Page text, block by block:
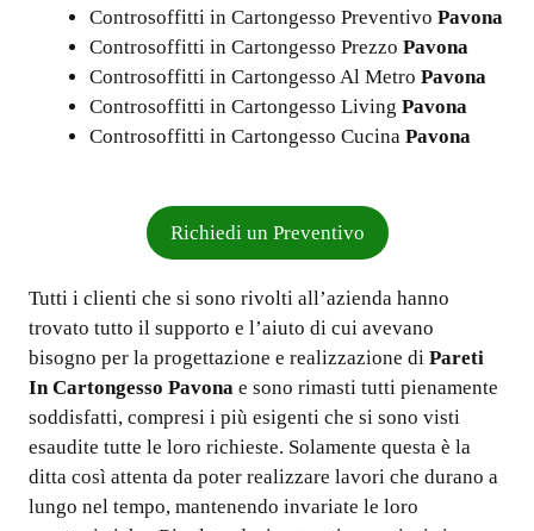
Controsoffitti in Cartongesso Preventivo Pavona
Controsoffitti in Cartongesso Prezzo Pavona
Controsoffitti in Cartongesso Al Metro Pavona
Controsoffitti in Cartongesso Living Pavona
Controsoffitti in Cartongesso Cucina Pavona
Richiedi un Preventivo
Tutti i clienti che si sono rivolti all’azienda hanno
trovato tutto il supporto e l’aiuto di cui avevano
bisogno per la progettazione e realizzazione di Pareti
In Cartongesso Pavona e sono rimasti tutti pienamente
soddisfatti, compresi i più esigenti che si sono visti
esaudite tutte le loro richieste. Solamente questa è la
ditta così attenta da poter realizzare lavori che durano a
lungo nel tempo, mantenendo invariate le loro